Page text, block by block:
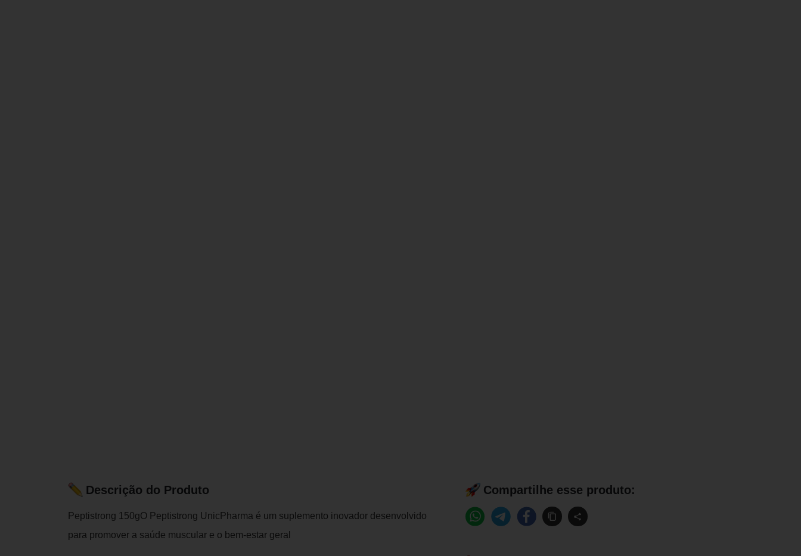
Descrição do Produto
Peptistrong 150gO Peptistrong UnicPharma é um suplemento inovador desenvolvido
para promover a saúde muscular e o bem-estar geral
Compartilhe esse produto: